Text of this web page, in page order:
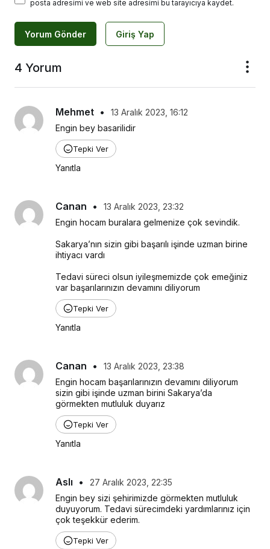
posta adresimi ve web site adresimi bu tarayıcıya kaydet.
Yorum Gönder Giriş Yap
4 Yorum
Mehmet •
13 Aralık 2023, 16:12
Engin bey basarilidir
Tepki Ver
Yanıtla
Canan •
13 Aralık 2023, 23:32
Engin hocam buralara gelmenize çok sevindik.
Sakarya’nın sizin gibi başarılı işinde uzman birine
ihtiyacı vardı
Tedavi süreci olsun iyileşmemizde çok emeğiniz
var başarılarınızın devamını diliyorum
Tepki Ver
Yanıtla
Canan •
13 Aralık 2023, 23:38
Engin hocam başarılarınızın devamını diliyorum
sizin gibi işinde uzman birini Sakarya’da
görmekten mutluluk duyarız
Tepki Ver
Yanıtla
Aslı •
27 Aralık 2023, 22:35
Engin bey sizi şehirimizde görmekten mutluluk
duyuyorum. Tedavi sürecimdeki yardımlarınız için
çok teşekkür ederim.
Tepki Ver